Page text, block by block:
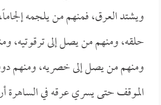
ويشتد العرق، فمنهم من يلجمه
حلقه، ومنهم من يصل إلى ترقوتيه،
ومنهم من يصل إلى خصريه، ومنهم
الموقف حتى يسري عرقه في الساهرة